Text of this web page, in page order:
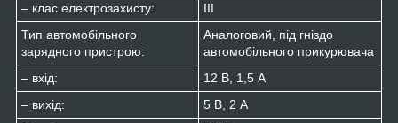
– клас електрозахисту:
ІІІ
Тип автомобільного
зарядного пристрою:
Аналоговий, під гніздо
автомобільного прикурювача
– вхід:
12 В, 1,5 А
– вихід:
5 В, 2 А